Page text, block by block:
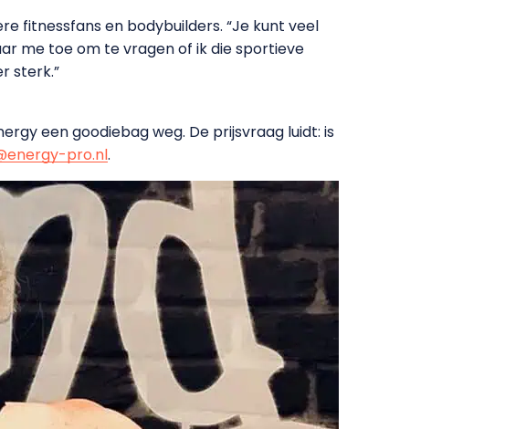
fitnessfans en bodybuilders. “Je kunt veel
me toe om te vragen of ik die sportieve
sterk.”
een goodiebag weg. De prijsvraag luidt: is
pro.nl.